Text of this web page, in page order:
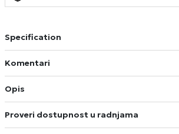
Specification
Komentari
Opis
Proveri dostupnost u radnjama